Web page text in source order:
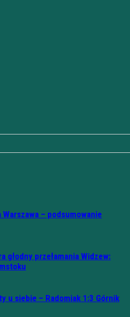
– podsumowanie
głodny przełamania Widzew:
u siebie – Radomiak 1:3 Górnik